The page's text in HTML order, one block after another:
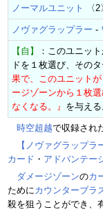
ノーマルユニット 〈
ノヴァグラップラー -
【自】
：このユニッ
ドを１枚選び、そのタ
果で、このユニットが
ージゾーンから１枚
なくなる。』 を与える
時空超越で収録され
【ノヴァグラップラ
カード ・ アドバンテー
ダメージゾーンのカ
ためにカウンターブラ
殺を狙うことができ、